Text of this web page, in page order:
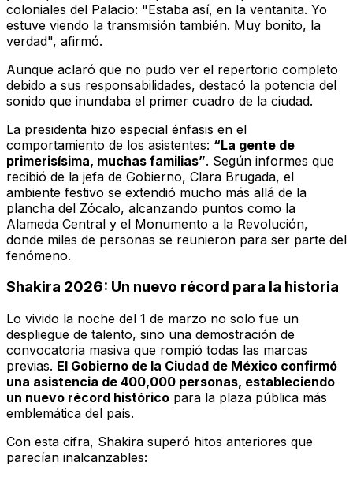
coloniales del Palacio: "Estaba así, en la ventanita. Yo
estuve viendo la transmisión también. Muy bonito, la
verdad", afirmó.
Aunque aclaró que no pudo ver el repertorio completo
debido a sus responsabilidades, destacó la potencia del
sonido que inundaba el primer cuadro de la ciudad.
La presidenta hizo especial énfasis en el
comportamiento de los asistentes: “La gente de
primerisísima, muchas familias”. Según informes que
recibió de la jefa de Gobierno, Clara Brugada, el
ambiente festivo se extendió mucho más allá de la
plancha del Zócalo, alcanzando puntos como la
Alameda Central y el Monumento a la Revolución,
donde miles de personas se reunieron para ser parte del
fenómeno.
Shakira 2026: Un nuevo récord para la historia
Lo vivido la noche del 1 de marzo no solo fue un
despliegue de talento, sino una demostración de
convocatoria masiva que rompió todas las marcas
previas. El Gobierno de la Ciudad de México confirmó
una asistencia de 400,000 personas, estableciendo
un nuevo récord histórico para la plaza pública más
emblemática del país.
Con esta cifra, Shakira superó hitos anteriores que
parecían inalcanzables: